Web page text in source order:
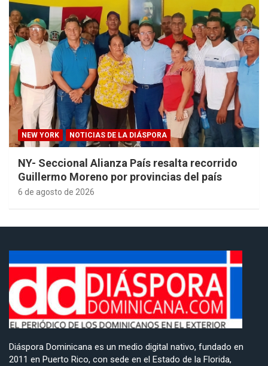
NEW YORK NOTICIAS DE LA DIÁSPORA
NY- Seccional Alianza País resalta recorrido
Guillermo Moreno por provincias del país
6 de agosto de 2026
Diáspora Dominicana es un medio digital nativo, fundado en
2011 en Puerto Rico, con sede en el Estado de la Florida,